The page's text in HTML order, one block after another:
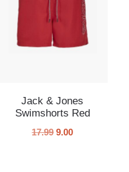
Jack & Jones
Swimshorts Red
17.99 9.00